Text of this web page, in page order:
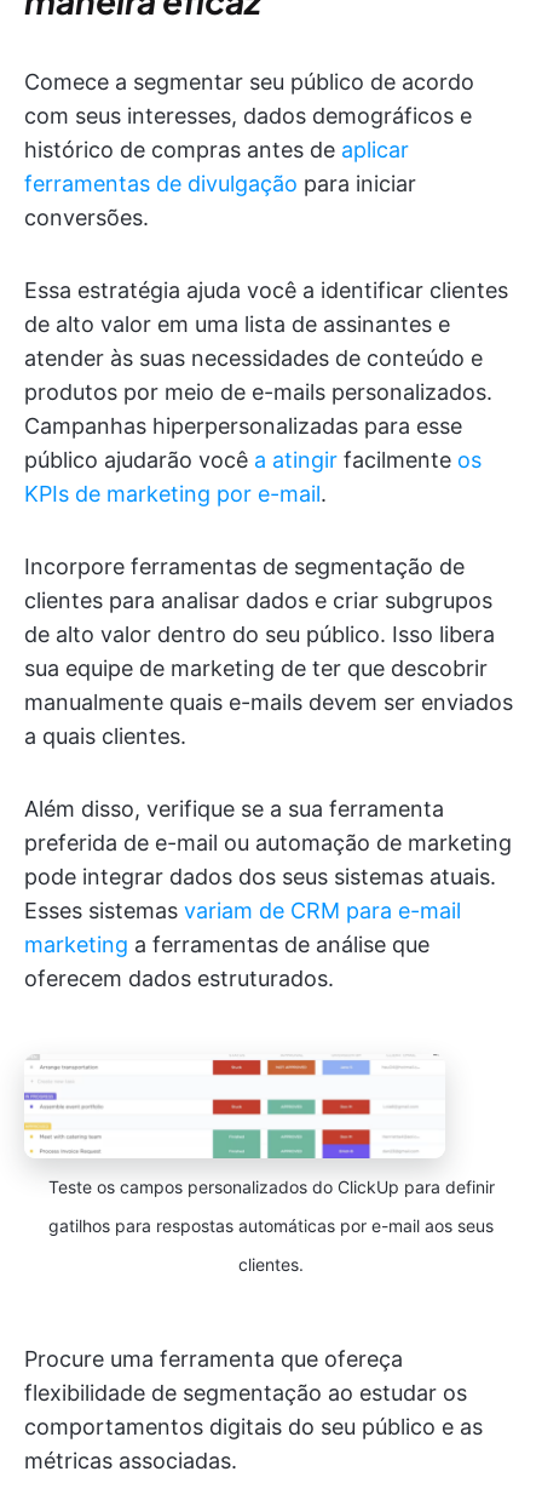
Comece a segmentar seu público de acordo
com seus interesses, dados demográficos e
histórico de compras antes de aplicar
ferramentas de divulgação para iniciar
conversões.
Essa estratégia ajuda você a identificar clientes
de alto valor em uma lista de assinantes e
atender às suas necessidades de conteúdo e
produtos por meio de e-mails personalizados.
Campanhas hiperpersonalizadas para esse
público ajudarão você a atingir facilmente os
KPIs de marketing por e-mail.
Incorpore ferramentas de segmentação de
clientes para analisar dados e criar subgrupos
de alto valor dentro do seu público. Isso libera
sua equipe de marketing de ter que descobrir
manualmente quais e-mails devem ser enviados
a quais clientes.
Além disso, verifique se a sua ferramenta
preferida de e-mail ou automação de marketing
pode integrar dados dos seus sistemas atuais.
Esses sistemas variam de CRM para e-mail
marketing a ferramentas de análise que
oferecem dados estruturados.
Teste os campos personalizados do ClickUp para definir
gatilhos para respostas automáticas por e-mail aos seus
clientes.
Procure uma ferramenta que ofereça
flexibilidade de segmentação ao estudar os
comportamentos digitais do seu público e as
métricas associadas.